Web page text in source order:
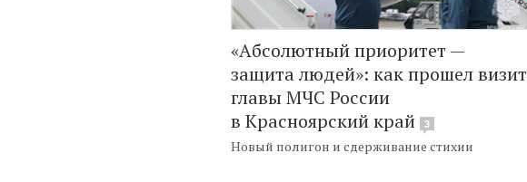
«Абсолютный приоритет —
защита людей»: как прошел визит
главы МЧС России
в Красноярский край
3
Новый полигон и сдерживание стихии